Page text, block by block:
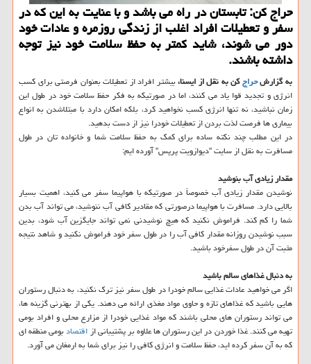
حراج كن: تابستان در راه می باشد و با عنایت به این كه در
سفر و تعطیلات افراد اغلب از زندگی روزمره و عادات خود
دور می شوند، شاید كمتر به حفظ سلامت خود نیز توجه
داشته باشند.
به گزارشحراجكن به نقل از ایسنا،بیشتر افراد از تعطیلات بعنوان فرصتی برای كسب
انرژی و تجدید قوا یاد می كنند، اما در صورتیكه به فكر حفظ سلامت خود در طول این
زمان نباشید، نه تنها انرژی كسب نخواهید كرد، بلكه امكان دارد با مبتلاشدن به انواع
بیماری ها فرصت لذت بردن از تعطیلات خودرا نیز از دست بدهید.
در این مطلب چند نكته ساده برای كمك به حفظ سلامت شما و خانواده تان در طول
مسافرت به نقل از سایت "دیوازویت پرپس" آورده ایم:
مقدار زیادی آب بنوشید
نوشیدن مقدار زیادی آب خصوصاً در صورتیكه با هواپیما سفر می كنید، اهمیت بسیار
بالایی دارد. مسافرت با هواپیما درصورتی كه مقادیر كافی آب ننوشید، می تواند آب بدن
شما را كم كند. فراموش نكنید كه هیچ نوشیدنی نمی تواند جایگزین آب شود، بدین
سبب نوشیدن روزانه مقدار كافی آب را در طول سفر خود فراموش نكنید و شاهد نتیجه
مثبت آن در طول سفرخود باشید.
به دنبال غذاهای سالم باشید
اگر می خواهید عادات غذایی سالم خودرا در طول سفر نیز ترك نكنید، به دنبال رستوران
هایی باشید كه غذاهای تازه و حاوی مواد مغذی ارائه می دهند. یكی از بهترنی گزینه ها،
می تواند رستوران های محلی باشند كه مواد غذایی خودرا از مزارع محلی و افراد بومی
تهیه می كنند. غذا خوردن در این رستوران ها علاوه بر پشتیبانی ازاقتصادبومی منطقه ای
كه به آن سفر كرده اید، حفظ سلامت و انرژی كافی را نیز برای شما به ارمغان می آورد.